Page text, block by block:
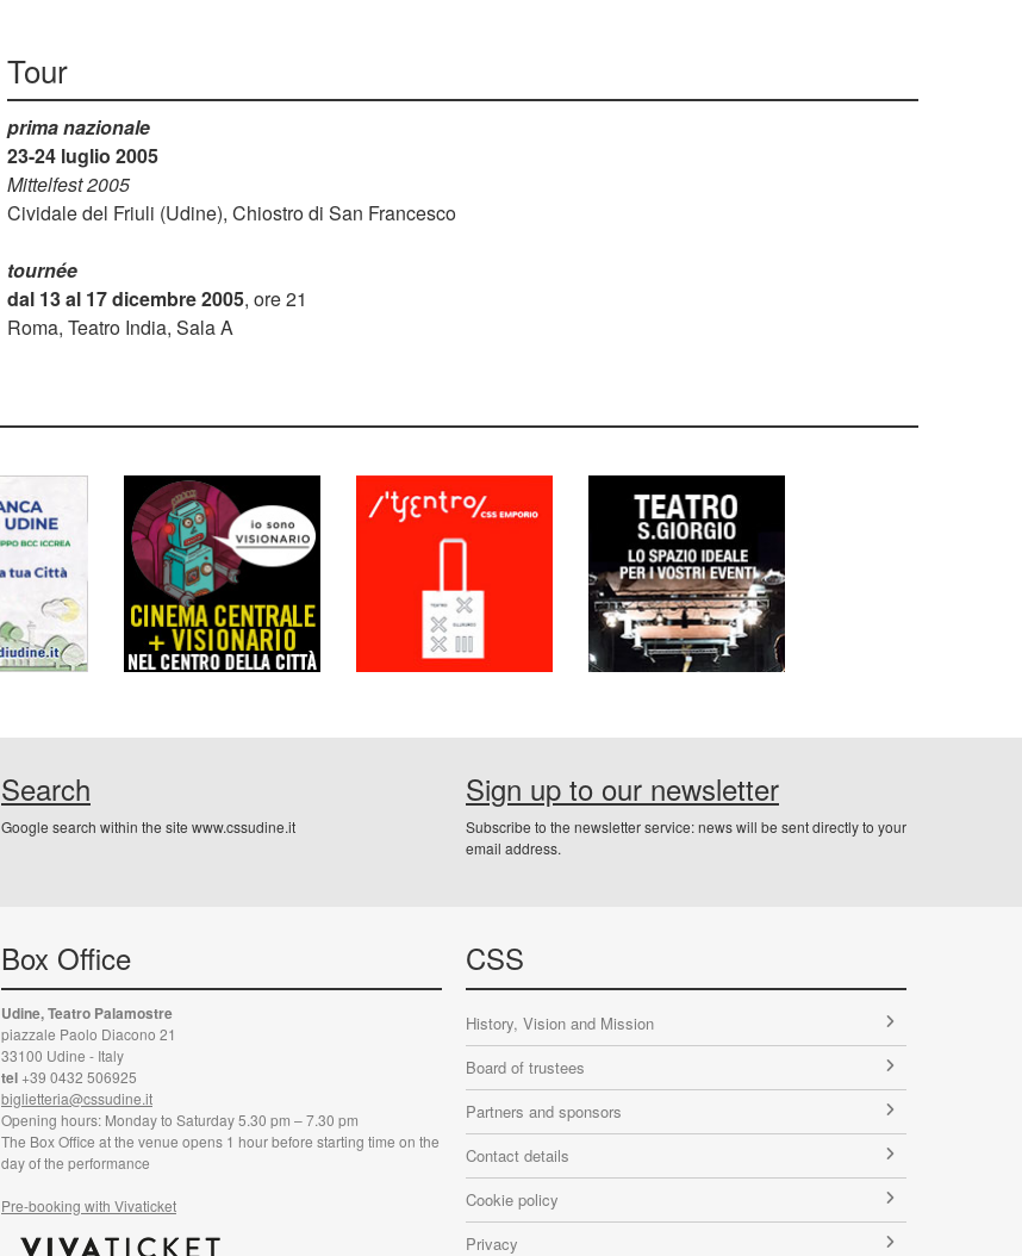
Tour
prima nazionale
23-24 luglio 2005
Mittelfest 2005
Cividale del Friuli (Udine), Chiostro di San Francesco
tournée
dal 13 al 17 dicembre 2005, ore 21
Roma, Teatro India, Sala A
Search
Google search within the site www.cssudine.it
Sign up to our newsletter
Subscribe to the newsletter service: news will be sent directly to your
email address.
Box Office
Udine, Teatro Palamostre
piazzale Paolo Diacono 21
33100 Udine - Italy
tel +39 0432 506925
biglietteria@cssudine.it
Opening hours: Monday to Saturday 5.30 pm – 7.30 pm
The Box Office at the venue opens 1 hour before starting time on the
day of the performance
Pre-booking with Vivaticket
CSS
History, Vision and Mission
Board of trustees
Partners and sponsors
Contact details
Cookie policy
Privacy